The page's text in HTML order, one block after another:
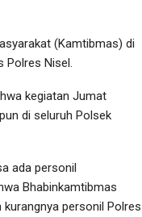
(Kamtibmas) di
Polres Nisel.
kegiatan Jumat
di seluruh Polsek
ada personil
Bhabinkamtibmas
personil Polres